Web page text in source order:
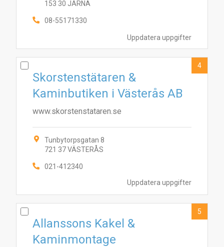
Uppdatera uppgifter
153 30 JÄRNA
08-55171330
Uppdatera uppgifter
Skorstenstätaren &
Kaminbutiken i Västerås AB
www.skorstenstataren.se
Tunbytorpsgatan 8
721 37 VÄSTERÅS
021-412340
4
Allanssons Kakel &
Kaminmontage
5